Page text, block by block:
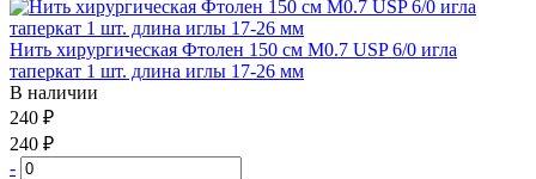
Нить хирургическая Фтолен 150 см М0.7 USP 6/0 игла
таперкат 1 шт. длина иглы 17-26 мм
В наличии
240 ₽
240 ₽
-